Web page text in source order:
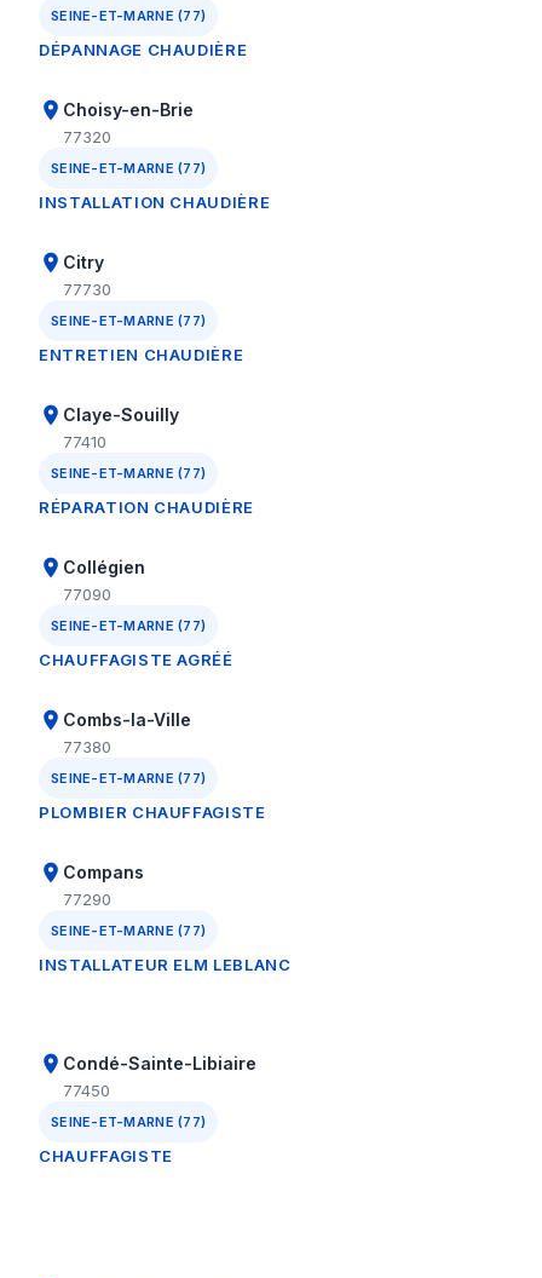
SEINE-ET-MARNE (77)
DÉPANNAGE CHAUDIÈRE
Choisy-en-Brie
77320
SEINE-ET-MARNE (77)
INSTALLATION CHAUDIÈRE
Citry
77730
SEINE-ET-MARNE (77)
ENTRETIEN CHAUDIÈRE
Claye-Souilly
77410
SEINE-ET-MARNE (77)
RÉPARATION CHAUDIÈRE
Collégien
77090
SEINE-ET-MARNE (77)
CHAUFFAGISTE AGRÉÉ
Combs-la-Ville
77380
SEINE-ET-MARNE (77)
PLOMBIER CHAUFFAGISTE
Compans
77290
SEINE-ET-MARNE (77)
INSTALLATEUR ELM LEBLANC
Condé-Sainte-Libiaire
77450
SEINE-ET-MARNE (77)
CHAUFFAGISTE